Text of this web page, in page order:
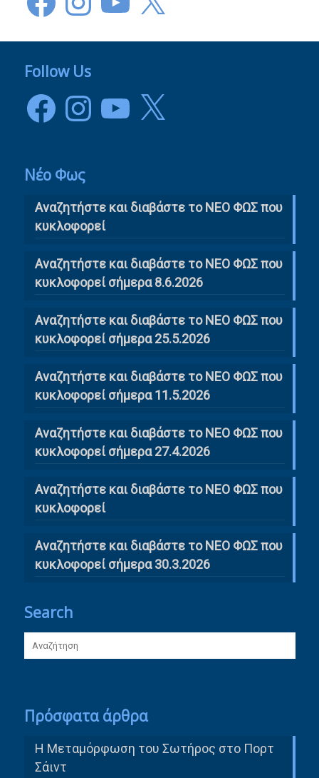
Follow Us
FacebookInstagramYouTube
X
Νέο Φως
Αναζητήστε και διαβάστε το NΕΟ ΦΩΣ που
κυκλοφορεί
Αναζητήστε και διαβάστε το ΝΕΟ ΦΩΣ που
κυκλοφορεί σήμερα 8.6.2026
Αναζητήστε και διαβάστε το ΝΕΟ ΦΩΣ που
κυκλοφορεί σήμερα 25.5.2026
Αναζητήστε και διαβάστε το ΝΕΟ ΦΩΣ που
κυκλοφορεί σήμερα 11.5.2026
Αναζητήστε και διαβάστε το ΝΕΟ ΦΩΣ που
κυκλοφορεί σήμερα 27.4.2026
Αναζητήστε και διαβάστε το ΝΕΟ ΦΩΣ που
κυκλοφορεί
Αναζητήστε και διαβάστε το ΝΕΟ ΦΩΣ που
κυκλοφορεί σήμερα 30.3.2026
Search
Πρόσφατα άρθρα
Η Μεταμόρφωση του Σωτήρος στο Πορτ
Σάιντ